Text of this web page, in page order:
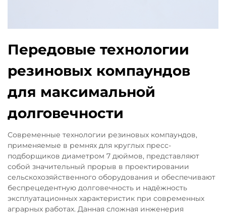
Передовые технологии
резиновых компаундов
для максимальной
долговечности
Современные технологии резиновых компаундов,
применяемые в ремнях для круглых пресс-
подборщиков диаметром 7 дюймов, представляют
собой значительный прорыв в проектировании
сельскохозяйственного оборудования и обеспечивают
беспрецедентную долговечность и надёжность
эксплуатационных характеристик при современных
аграрных работах. Данная сложная инженерия